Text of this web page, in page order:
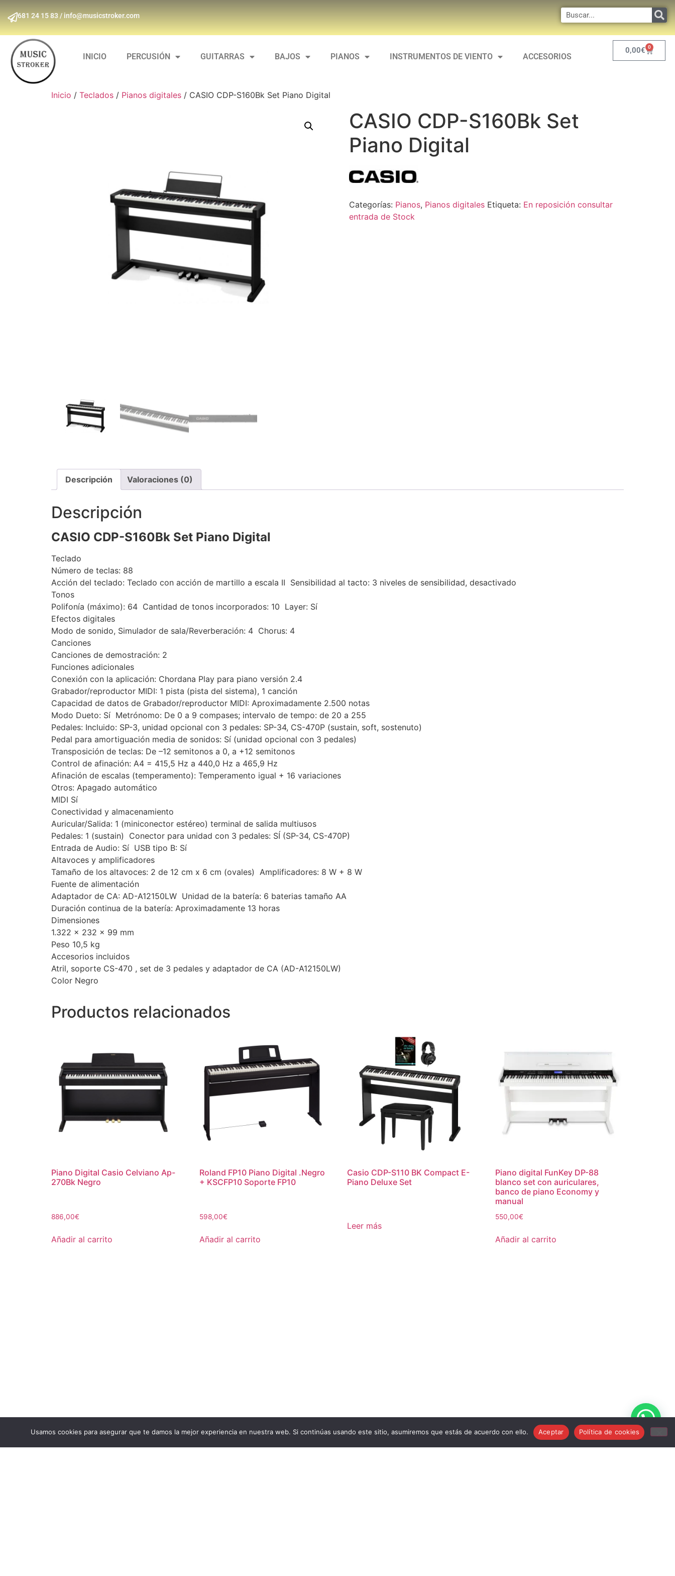
681 24 15 83 / info@musicstroker.com
INICIO PERCUSIÓN GUITARRAS BAJOS PIANOS INSTRUMENTOS DE VIENTO ACCESORIOS
0,00€ 0
Inicio / Teclados / Pianos digitales / CASIO CDP-S160Bk Set Piano Digital
CASIO CDP-S160Bk Set
Piano Digital
Categorías: Pianos, Pianos digitales Etiqueta: En reposición consultar
entrada de Stock
Descripción Valoraciones (0)
Descripción
CASIO CDP-S160Bk Set Piano Digital
Teclado
Número de teclas: 88
Acción del teclado: Teclado con acción de martillo a escala II Sensibilidad al tacto: 3 niveles de sensibilidad, desactivado
Tonos
Polifonía (máximo): 64 Cantidad de tonos incorporados: 10 Layer: Sí
Efectos digitales
Modo de sonido, Simulador de sala/Reverberación: 4 Chorus: 4
Canciones
Canciones de demostración: 2
Funciones adicionales
Conexión con la aplicación: Chordana Play para piano versión 2.4
Grabador/reproductor MIDI: 1 pista (pista del sistema), 1 canción
Capacidad de datos de Grabador/reproductor MIDI: Aproximadamente 2.500 notas
Modo Dueto: Sí Metrónomo: De 0 a 9 compases; intervalo de tempo: de 20 a 255
Pedales: Incluido: SP-3, unidad opcional con 3 pedales: SP-34, CS-470P (sustain, soft, sostenuto)
Pedal para amortiguación media de sonidos: Sí (unidad opcional con 3 pedales)
Transposición de teclas: De –12 semitonos a 0, a +12 semitonos
Control de afinación: A4 = 415,5 Hz a 440,0 Hz a 465,9 Hz
Afinación de escalas (temperamento): Temperamento igual + 16 variaciones
Otros: Apagado automático
MIDI Sí
Conectividad y almacenamiento
Auricular/Salida: 1 (miniconector estéreo) terminal de salida multiusos
Pedales: 1 (sustain) Conector para unidad con 3 pedales: SÍ (SP-34, CS-470P)
Entrada de Audio: Sí USB tipo B: Sí
Altavoces y amplificadores
Tamaño de los altavoces: 2 de 12 cm x 6 cm (ovales) Amplificadores: 8 W + 8 W
Fuente de alimentación
Adaptador de CA: AD-A12150LW Unidad de la batería: 6 baterias tamaño AA
Duración continua de la batería: Aproximadamente 13 horas
Dimensiones
1.322 x 232 x 99 mm
Peso 10,5 kg
Accesorios incluidos
Atril, soporte CS-470 , set de 3 pedales y adaptador de CA (AD-A12150LW)
Color Negro
Productos relacionados
Piano Digital Casio Celviano Ap-
270Bk Negro
886,00€
Añadir al carrito
Roland FP10 Piano Digital .Negro
+ KSCFP10 Soporte FP10
598,00€
Añadir al carrito
Casio CDP-S110 BK Compact E-
Piano Deluxe Set
Leer más
Piano digital FunKey DP-88
blanco set con auriculares,
banco de piano Economy y
manual
550,00€
Añadir al carrito
Usamos cookies para asegurar que te damos la mejor experiencia en nuestra web. Si continúas usando este sitio, asumiremos que estás de acuerdo con ello. Aceptar Política de cookies